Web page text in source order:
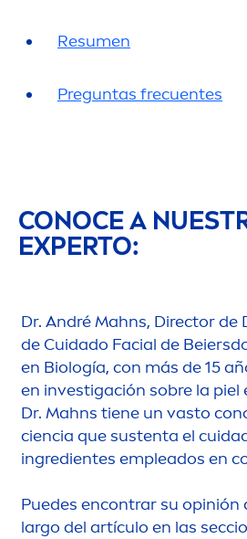
Resumen
Preguntas frecuentes
CONOCE A
EXPERTO:
Dr. André Mahns, Director de
de Cuidado Facial de
en Biología, con más de 15
en investigación sobre la piel
Dr. Mahns tiene un vasto
ciencia que sustenta el
ingredientes empleados en
Puedes encontrar su opinión
largo del artículo en las